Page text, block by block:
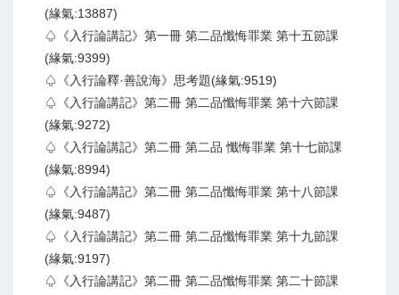
(緣氣:13887)
♤《入行論講記》第一冊 第二品懺悔罪業 第十五節課
(緣氣:9399)
♤《入行論釋·善說海》思考題(緣氣:9519)
♤《入行論講記》第二冊 第二品懺悔罪業 第十六節課
(緣氣:9272)
♤《入行論講記》第二冊 第二品 懺悔罪業 第十七節課
(緣氣:8994)
♤《入行論講記》第二冊 第二品懺悔罪業 第十八節課
(緣氣:9487)
♤《入行論講記》第二冊 第二品懺悔罪業 第十九節課
(緣氣:9197)
♤《入行論講記》第二冊 第二品懺悔罪業 第二十節課